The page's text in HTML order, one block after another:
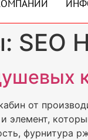
SEO
от
элемент,
фурнитура